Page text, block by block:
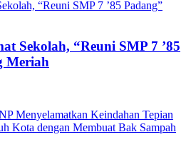
Sekolah, “Reuni SMP 7 ’85
Meriah